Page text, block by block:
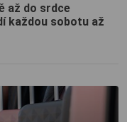
až do srdce
každou sobotu až